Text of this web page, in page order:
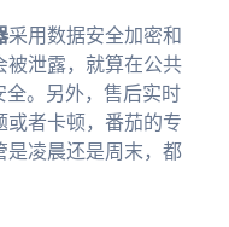
采用数据安全加密和
被泄露，就算在公共
全。另外，售后实时
者卡顿，番茄的专
是凌晨还是周末，都